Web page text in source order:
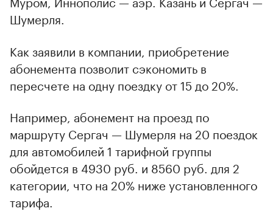
Шумерля.
00:00 / 00:00
Как заявили в компании, приобретение
абонемента позволит сэкономить в
пересчете на одну поездку от 15 до 20%.
Например, абонемент на проезд по
маршруту Сергач — Шумерля на 20 поездок
для автомобилей 1 тарифной группы
обойдется в 4930 руб. и 8560 руб. для 2
категории, что на 20% ниже установленного
тарифа.